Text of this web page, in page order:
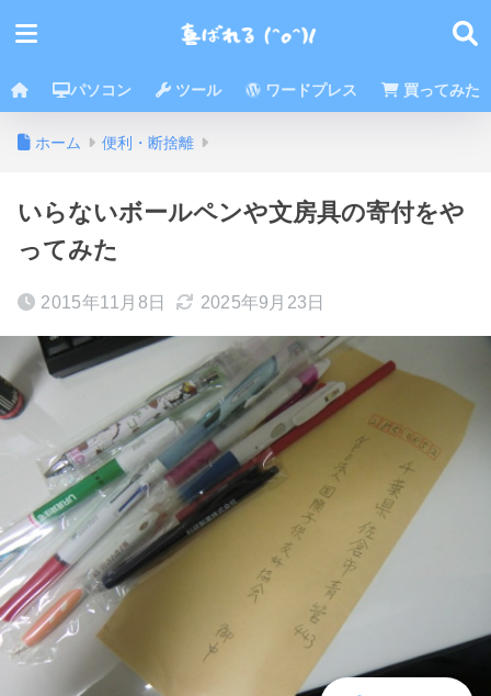
パソコン ツール ワードプレス 買ってみた
ホーム 便利・断捨離
いらないボールペンや文房具の寄付をや
ってみた
2015年11月8日 2025年9月23日